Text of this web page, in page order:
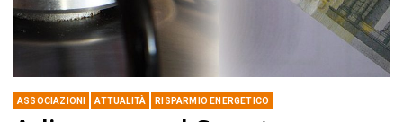
ASSOCIAZIONI ATTUALITÀ RISPARMIO ENERGETICO